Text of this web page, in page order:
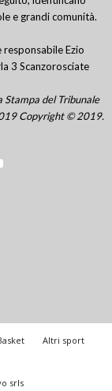
e grandi comunità.
Ezio
3 Scanzorosciate
del Tribunale
Copyright © 2019.
Altri sport
srls